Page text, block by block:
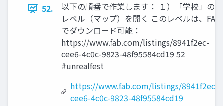
52.
以下の順番で作業します： １）「学校」の
レベル（マップ）を開く このレベルは、FAB
でダウンロード可能：
https://www.fab.com/listings/8941f2ec-
cee6-4c0c-9823-48f95584cd19 52
#unrealfest
https://www.fab.com/listings/8941f2ec-
cee6-4c0c-9823-48f95584cd19